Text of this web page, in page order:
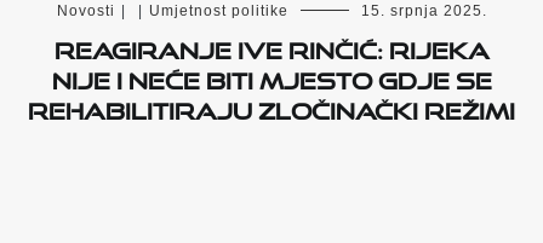
Novosti Umjetnost politike 15. srpnja 2025.
REAGIRANJE IVE RINČIĆ: RIJEKA
NIJE I NEĆE BITI MJESTO GDJE SE
REHABILITIRAJU ZLOČINAČKI REŽIMI